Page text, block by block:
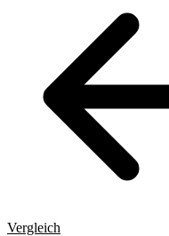
Vergleich